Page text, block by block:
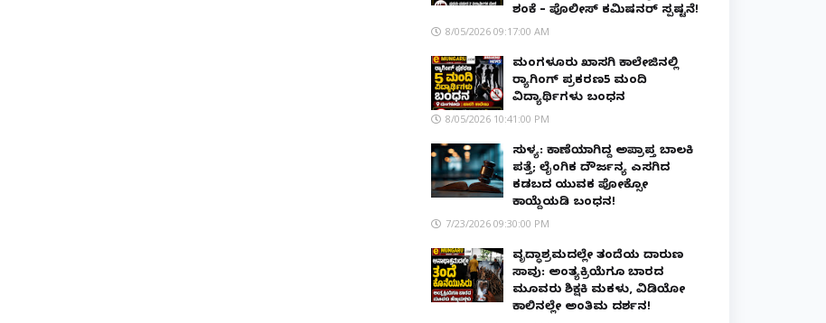
ಶಂಕೆ – ಪೊಲೀಸ್ ಕಮಿಷನರ್ ಸ್ಪಷ್ಟನೆ!
8/05/2026 09:17:00 AM
ಮಂಗಳೂರು ಖಾಸಗಿ ಕಾಲೇಜಿನಲ್ಲಿ
ರ‌್ಯಾಗಿಂಗ್ ಪ್ರಕರಣ5 ಮಂದಿ
ವಿದ್ಯಾರ್ಥಿಗಳು ಬಂಧನ
8/05/2026 10:41:00 PM
ಸುಳ್ಯ: ಕಾಣೆಯಾಗಿದ್ದ ಅಪ್ರಾಪ್ತ ಬಾಲಕಿ
ಪತ್ತೆ; ಲೈಂಗಿಕ ದೌರ್ಜನ್ಯ ಎಸಗಿದ
ಕಡಬದ ಯುವಕ ಪೋಕ್ಸೋ
ಕಾಯ್ದೆಯಡಿ ಬಂಧನ!
7/23/2026 09:30:00 PM
ವೃದ್ಧಾಶ್ರಮದಲ್ಲೇ ತಂದೆಯ ದಾರುಣ
ಸಾವು: ಅಂತ್ಯಕ್ರಿಯೆಗೂ ಬಾರದ
ಮೂವರು ಶಿಕ್ಷಕಿ ಮಕಳು, ವಿಡಿಯೋ
ಕಾಲಿನಲ್ಲೇ ಅಂತಿಮ ದರ್ಶನ!